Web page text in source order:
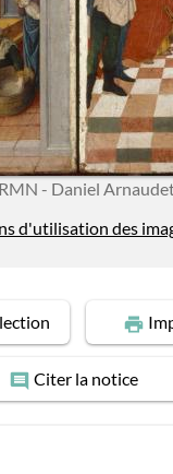
- Daniel
d'utilisation des
Citer la notice